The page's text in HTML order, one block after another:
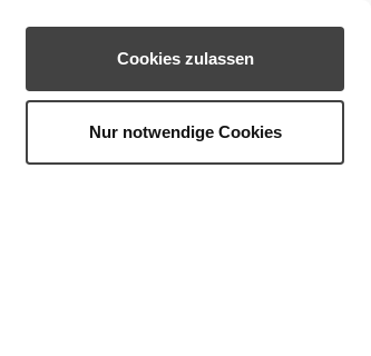
Cookies zulassen
Nur notwendige Cookies